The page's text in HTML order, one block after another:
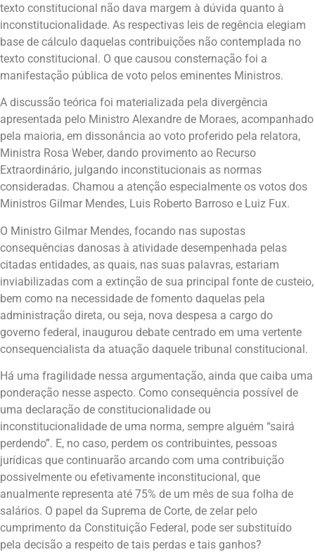
texto constitucional não dava margem à dúvida quanto à
inconstitucionalidade. As respectivas leis de regência elegiam
base de cálculo daquelas contribuições não contemplada no
texto constitucional. O que causou consternação foi a
manifestação pública de voto pelos eminentes Ministros.
A discussão teórica foi materializada pela divergência
apresentada pelo Ministro Alexandre de Moraes, acompanhado
pela maioria, em dissonância ao voto proferido pela relatora,
Ministra Rosa Weber, dando provimento ao Recurso
Extraordinário, julgando inconstitucionais as normas
consideradas. Chamou a atenção especialmente os votos dos
Ministros Gilmar Mendes, Luis Roberto Barroso e Luiz Fux.
O Ministro Gilmar Mendes, focando nas supostas
consequências danosas à atividade desempenhada pelas
citadas entidades, as quais, nas suas palavras, estariam
inviabilizadas com a extinção de sua principal fonte de custeio,
bem como na necessidade de fomento daquelas pela
administração direta, ou seja, nova despesa a cargo do
governo federal, inaugurou debate centrado em uma vertente
consequencialista da atuação daquele tribunal constitucional.
Há uma fragilidade nessa argumentação, ainda que caiba uma
ponderação nesse aspecto. Como consequência possível de
uma declaração de constitucionalidade ou
inconstitucionalidade de uma norma, sempre alguém “sairá
perdendo”. E, no caso, perdem os contribuintes, pessoas
jurídicas que continuarão arcando com uma contribuição
possivelmente ou efetivamente inconstitucional, que
anualmente representa até 75% de um mês de sua folha de
salários. O papel da Suprema de Corte, de zelar pelo
cumprimento da Constituição Federal, pode ser substituído
pela decisão a respeito de tais perdas e tais ganhos?